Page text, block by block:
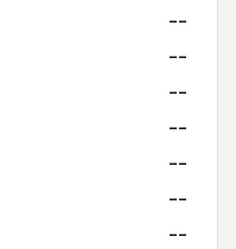
--
--
--
--
--
--
--